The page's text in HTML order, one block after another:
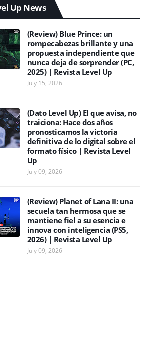
Up News
(Review) Blue Prince: un
rompecabezas brillante y una
propuesta independiente que
nunca deja de sorprender (PC,
2025) | Revista Level Up
July 15, 2026
(Dato Level Up) El que avisa, no
traiciona: Hace dos años
pronosticamos la victoria
definitiva de lo digital sobre el
formato físico | Revista Level
Up
July 09, 2026
(Review) Planet of Lana II: una
secuela tan hermosa que se
mantiene fiel a su esencia e
innova con inteligencia (PS5,
2026) | Revista Level Up
July 09, 2026